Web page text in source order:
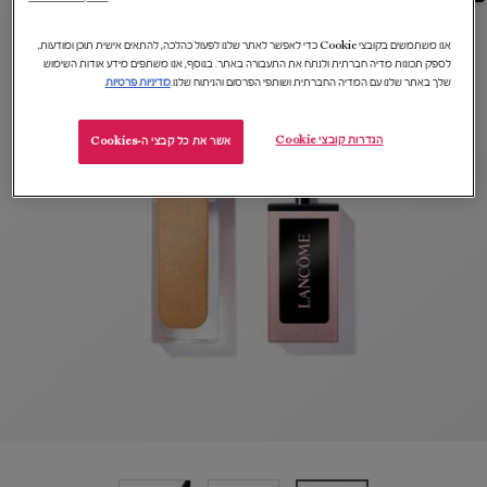
אנו משתמשים בקובצי Cookie כדי לאפשר לאתר שלנו לפעול כהלכה, להתאים אישית תוכן ומודעות,
לספק תכונות מדיה חברתית ולנתח את התעבורה באתר. בנוסף, אנו משתפים מידע אודות השימוש
שלך באתר שלנו עם המדיה החברתית ושותפי הפרסום והניתוח שלנו.מדיניות פרטיות
הגדרות קובצי Cookie אשר את כל קבצי ה-Cookies